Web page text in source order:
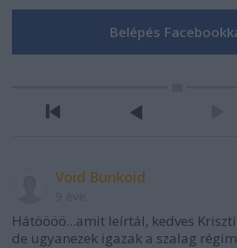
Void Bunkoid
Hátöööö...amit leírtál, kedves
de ugyanezek igazak a szalag